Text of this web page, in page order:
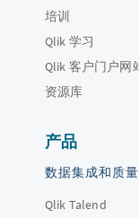
培训
Qlik 学习
Qlik 客户门户网
资源库
产品
数据集成和质量
Qlik Talend